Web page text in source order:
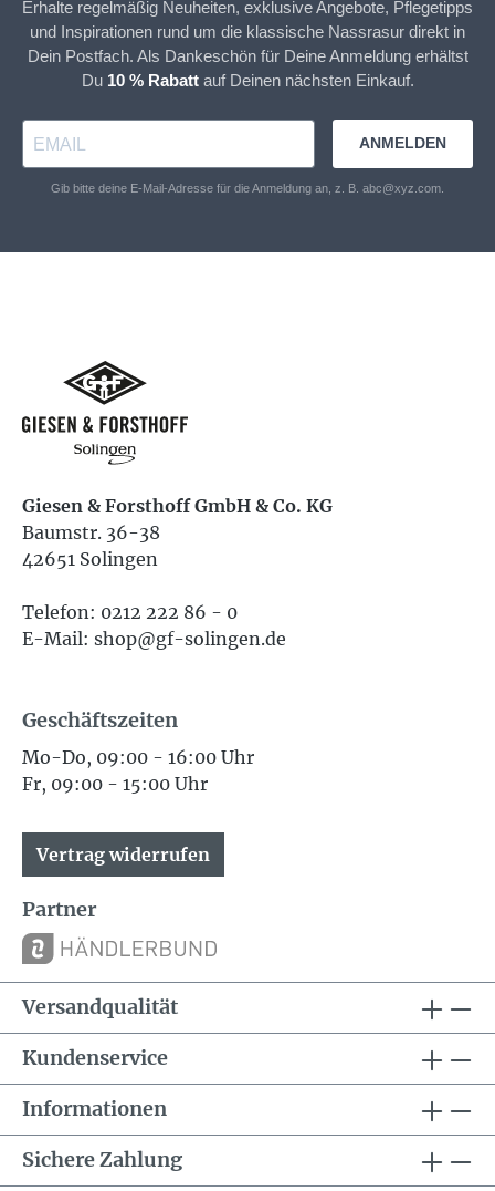
Erhalte regelmäßig Neuheiten, exklusive Angebote, Pflegetipps
und Inspirationen rund um die klassische Nassrasur direkt in
Dein Postfach. Als Dankeschön für Deine Anmeldung erhältst
Du 10 % Rabattauf Deinen nächsten Einkauf.
ANMELDEN
Gib bitte deine E-Mail-Adresse für die Anmeldung an, z. B. abc@xyz.com.
Giesen & Forsthoff GmbH & Co. KG
Baumstr. 36-38
42651 Solingen
Telefon: 0212 222 86 - 0
E-Mail: shop@gf-solingen.de
Geschäftszeiten
Mo-Do, 09:00 - 16:00 Uhr
Fr, 09:00 - 15:00 Uhr
Vertrag widerrufen
Partner
Versandqualität
Kundenservice
Informationen
Sichere Zahlung